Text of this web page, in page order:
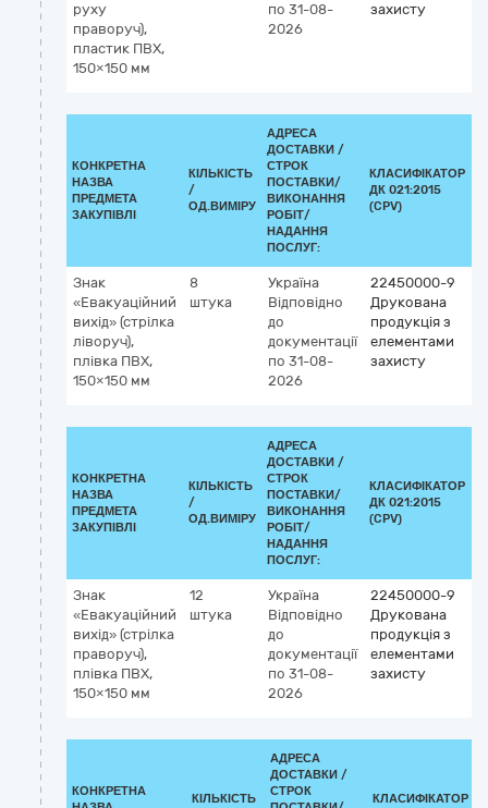
руху
праворуч),
пластик ПВХ,
150×150 мм
по 31-08-
2026
захисту
КОНКРЕТНА
НАЗВА
ПРЕДМЕТА
ЗАКУПІВЛІ
КІЛЬКІСТЬ
/
ОД.ВИМІРУ
АДРЕСА
ДОСТАВКИ /
СТРОК
ПОСТАВКИ/
ВИКОНАННЯ
РОБІТ/
НАДАННЯ
ПОСЛУГ:
КЛАСИФІКАТОР
ДК 021:2015
(CPV)
Знак
«Евакуаційний
вихід» (стрілка
ліворуч),
плівка ПВХ,
150×150 мм
8
штука
Україна
Відповідно
до
документації
по 31-08-
2026
22450000-9
Друкована
продукція з
елементами
захисту
КОНКРЕТНА
НАЗВА
ПРЕДМЕТА
ЗАКУПІВЛІ
КІЛЬКІСТЬ
/
ОД.ВИМІРУ
АДРЕСА
ДОСТАВКИ /
СТРОК
ПОСТАВКИ/
ВИКОНАННЯ
РОБІТ/
НАДАННЯ
ПОСЛУГ:
КЛАСИФІКАТОР
ДК 021:2015
(CPV)
Знак
«Евакуаційний
вихід» (стрілка
праворуч),
плівка ПВХ,
150×150 мм
12
штука
Україна
Відповідно
до
документації
по 31-08-
2026
22450000-9
Друкована
продукція з
елементами
захисту
КОНКРЕТНА
КІЛЬКІСТЬ
АДРЕСА
ДОСТАВКИ /
СТРОК
КЛАСИФІКАТОР